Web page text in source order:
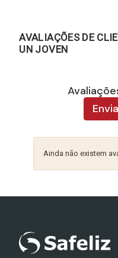
AVALIAÇÕES DE
UN JOVEN
Ainda não existem